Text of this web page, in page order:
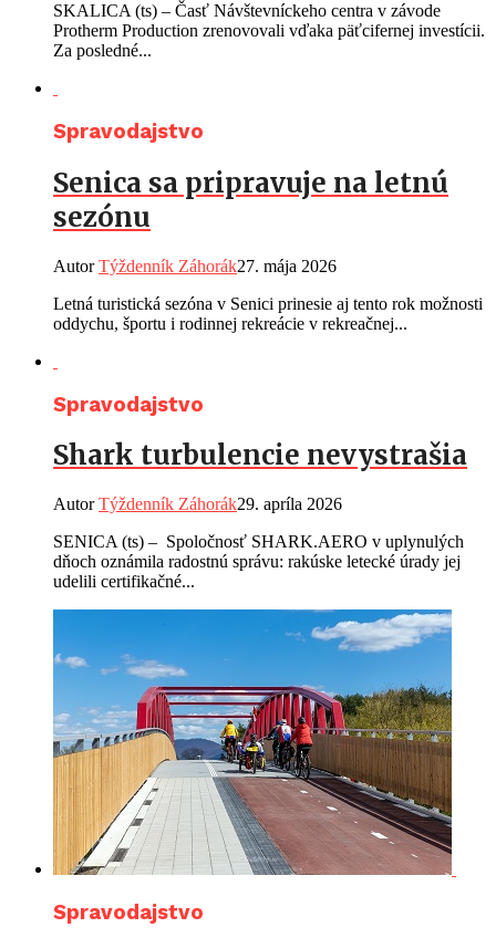
SKALICA (ts) – Časť Návštevníckeho centra v závode
Protherm Production zrenovovali vďaka päťcifernej investícii.
Za posledné...
Spravodajstvo
Senica sa pripravuje na letnú
sezónu
AutorTýždenník Záhorák27. mája 2026
Letná turistická sezóna v Senici prinesie aj tento rok možnosti
oddychu, športu i rodinnej rekreácie v rekreačnej...
Spravodajstvo
Shark turbulencie nevystrašia
AutorTýždenník Záhorák29. apríla 2026
SENICA (ts) – Spoločnosť SHARK.AERO v uplynulých
dňoch oznámila radostnú správu: rakúske letecké úrady jej
udelili certifikačné...
Spravodajstvo